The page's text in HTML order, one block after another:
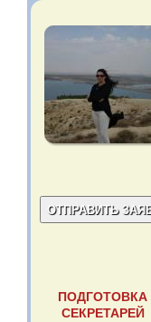
ПОДГОТОВКА
СЕКРЕТАРЕЙ